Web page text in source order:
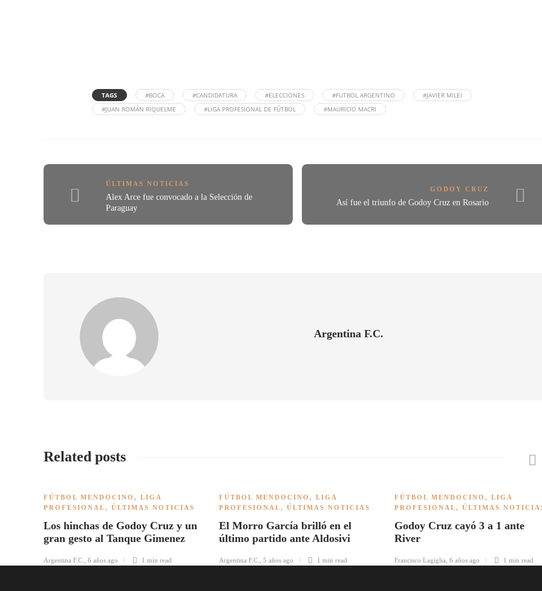
TAGS #BOCA #CANDIDATURA #ELECCIONES #FUTBOL ARGENTINO
#JAVIER MILEI
#JUAN ROMÁN RIQUELME
#LIGA PROFESIONAL DE FÚTBOL #MAURICIO MACRI
ÚLTIMAS NOTICIAS
Alex Arce fue convocado a la Selección de
Paraguay
GODOY CRUZ
Así fue el triunfo de Godoy Cruz en Rosario
Argentina F.C.
Related posts
FÚTBOL MENDOCINO , LIGA
PROFESIONAL, ÚLTIMAS NOTICIAS
Los hinchas de Godoy Cruz y un
gran gesto al Tanque Gimenez
Argentina F.C. 6 años ago 1 min read
FÚTBOL MENDOCINO , LIGA
PROFESIONAL, ÚLTIMAS NOTICIAS
El Morro García brilló en el
último partido ante Aldosivi
Argentina F.C. 5 años ago 1 min read
FÚTBOL MENDOCINO , LIGA
PROFESIONAL, ÚLTIMAS
Godoy Cruz cayó 3 a 1 ante
River
Francisco Lagiglia 6 años ago 1 min read